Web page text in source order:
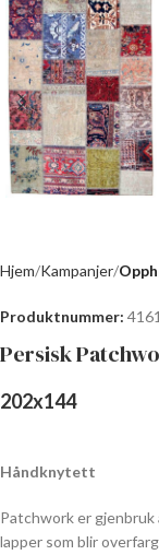
Hjem Kampanjer
Produktnummer:
Persisk
202x144
Håndknytett
Patchwork er
lapper som blir